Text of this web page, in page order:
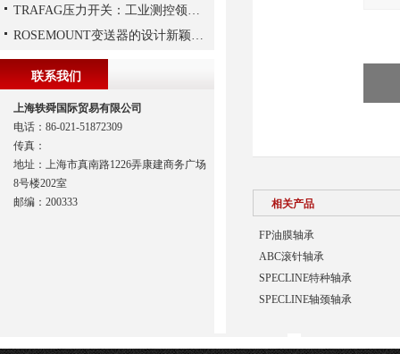
相关产品
FP油膜轴承
ABC滚针轴承
SPECLINE特种轴承
SPECLINE轴颈轴承
TRAFAG压力开关：工业测控领域的精密之选
ROSEMOUNT变送器的设计新颖性且使用安全性
联系我们
上海轶舜国际贸易有限公司
电话：86-021-51872309
传真：
地址：上海市真南路1226弄康建商务广场
8号楼202室
邮编：200333